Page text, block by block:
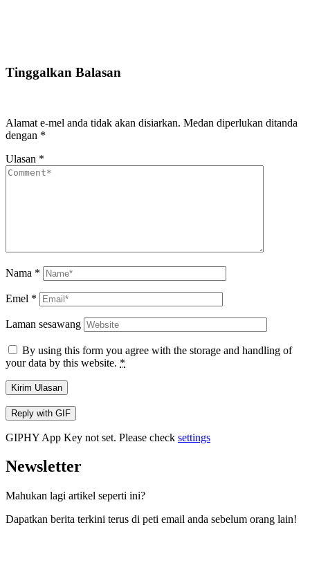
Tinggalkan Balasan
Alamat e-mel anda tidak akan disiarkan. Medan diperlukan ditanda
dengan *
Ulasan *
Nama *
Emel *
Laman sesawang
By using this form you agree with the storage and handling of
your data by this website. *
Kirim Ulasan
Reply with GIF
GIPHY App Key not set. Please check settings
Newsletter
Mahukan lagi artikel seperti ini?
Dapatkan berita terkini terus di peti email anda sebelum orang lain!